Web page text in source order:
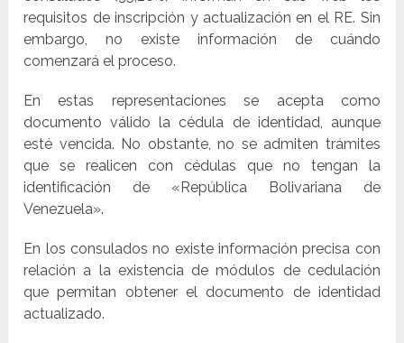
requisitos de inscripción y actualización en el RE. Sin
embargo, no existe información de cuándo
comenzará el proceso.
En estas representaciones se acepta como
documento válido la cédula de identidad, aunque
esté vencida. No obstante, no se admiten trámites
que se realicen con cédulas que no tengan la
identificación de «República Bolivariana de
Venezuela».
En los consulados no existe información precisa con
relación a la existencia de módulos de cedulación
que permitan obtener el documento de identidad
actualizado.